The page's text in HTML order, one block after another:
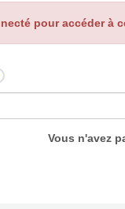
pour accéder à
Vous n'avez